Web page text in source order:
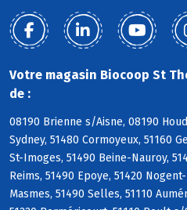
Votre magasin Biocoop St
de :
08190 Brienne s/Aisne, 08190
Sydney, 51480 Cormoyeux, 51160
St-Imoges, 51490 Beine-Nauroy,
Reims, 51490 Epoye, 51420
Masmes, 51490 Selles, 51110